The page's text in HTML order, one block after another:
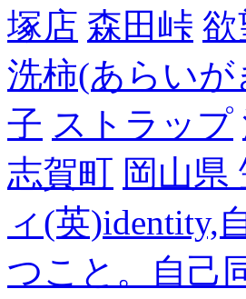
塚店 森田峠 欲
洗柿(あらい
子 ストラップ
志賀町 岡山県
ィ(英)identity,
つこと。自己